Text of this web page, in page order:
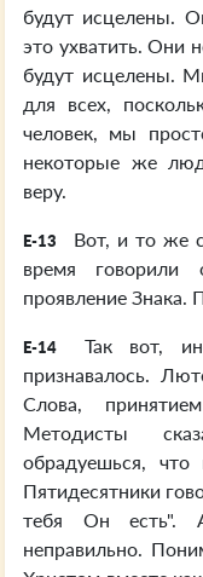
будут исцелены.
это ухватить. Они
будут исцелены.
для всех,
человек, мы
некоторые же
веру.
E-13
Вот, и то же
время говорили
проявление Знака.
E-14
Так вот,
признавалось.
Слова,
Методисты
обрадуешься,
Пятидесятники
тебя Он есть".
неправильно.